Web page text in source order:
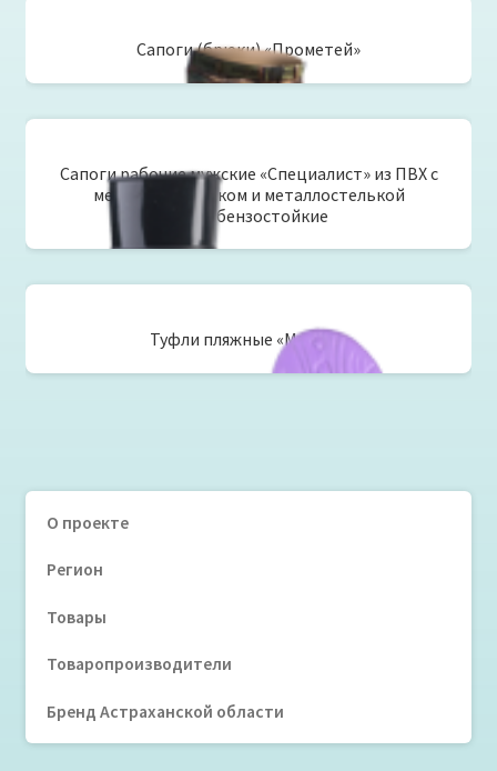
Сапоги (брюки) «Прометей»
Сапоги рабочие мужские «Специалист» из ПВХ с
металлоподноском и металлостелькой
маслобензостойкие
Туфли пляжные «Маугли»
О проекте
Регион
Товары
Товаропроизводители
Бренд Астраханской области